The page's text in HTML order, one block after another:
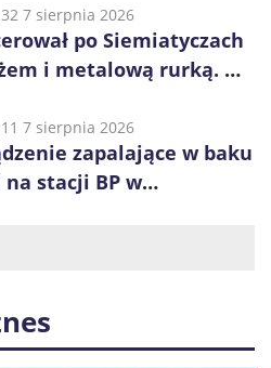
7 sierpnia 2026
po Siemiatyczach
i metalową rurką. W
i perfumy
7 sierpnia 2026
zapalające w baku
na stacji BP w